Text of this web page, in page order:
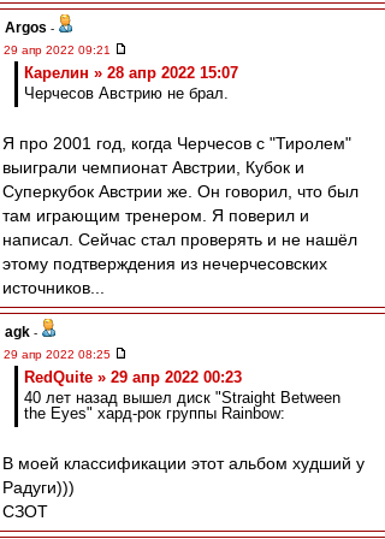
Argos -
29 апр 2022 09:21
Карелин » 28 апр 2022 15:07
Черчесов Австрию не брал.
Я про 2001 год, когда Черчесов с "Тиролем"
выиграли чемпионат Австрии, Кубок и
Суперкубок Австрии же. Он говорил, что был
там играющим тренером. Я поверил и
написал. Сейчас стал проверять и не нашёл
этому подтверждения из нечерчесовских
источников...
agk -
29 апр 2022 08:25
RedQuite » 29 апр 2022 00:23
40 лет назад вышел диск "Straight Between
the Eyes" хард-рок группы Rainbow:
В моей классификации этот альбом худший у
Радуги)))
СЗОТ